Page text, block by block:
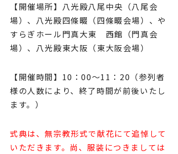
【開催場所】八光殿八尾中央（八尾会
場）、八光殿四條畷（四條畷会場）、や
すらぎホール門真大東 西館（門真会
場）、八光殿東大阪（東大阪会場）
【開催時間】10：00～11：20（参列者
様の人数により、終了時間が前後いたし
ます。）
式典は、無宗教形式で献花にて追悼して
いただきます。尚、服装につきましては